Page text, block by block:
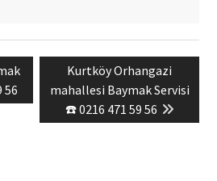
56
Next
post:
Kurtköy Orhangazi
mahallesi Baymak Servisi
☎️ 0216 471 59 56